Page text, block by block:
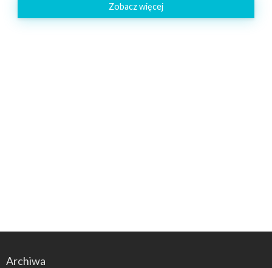
Zobacz więcej
Archiwa